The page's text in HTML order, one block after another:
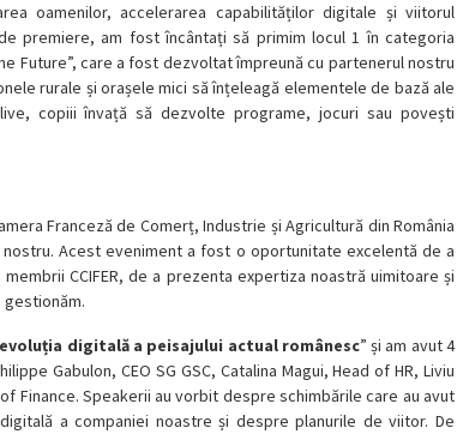
oamenilor, accelerarea capabilităților digitale și viitorul
premiere, am fost încântați să primim locul 1 în categoria
Future”, care a fost dezvoltat împreună cu partenerul nostru
rurale și orașele mici să înțeleagă elementele de bază ale
copiii învață să dezvolte programe, jocuri sau povești
Franceză de Comerț, Industrie și Agricultură din România
Acest eveniment a fost o oportunitate excelentă de a
CCIFER, de a prezenta expertiza noastră uimitoare și
digitală a peisajului actual românesc” și am avut 4
Gabulon, CEO SG GSC, Catalina Magui, Head of HR, Liviu
of Finance. Speakerii au vorbit despre schimbările care au avut
a companiei noastre și despre planurile de viitor. De